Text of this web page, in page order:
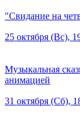
"Свидание на
25 октября (Вс),
Музыкальная
анимацией
31 октября (Сб),